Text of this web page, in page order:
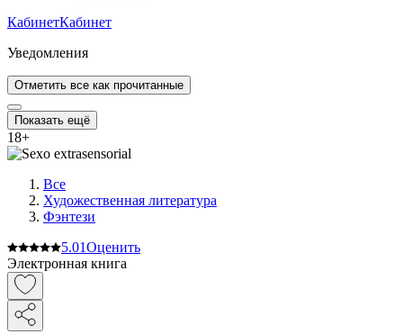
КабинетКабинет
Уведомления
Отметить все как прочитанные
Показать ещё
18+
Все
Художественная литература
Фэнтези
5.01Оценить
Электронная книга